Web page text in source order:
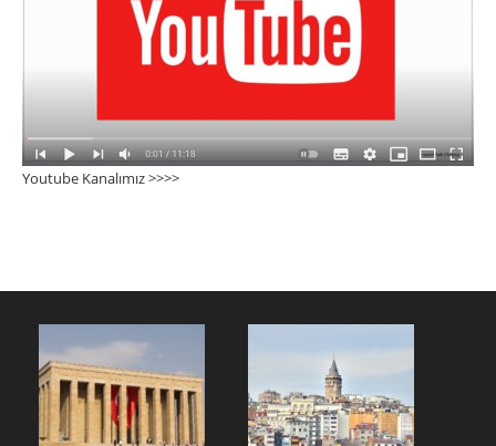
Youtube Kanalımız >>>>